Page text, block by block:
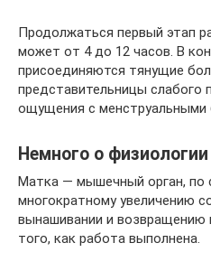
Продолжаться первый этап
может от 4 до 12 часов. В
присоединяются тянущие
представительницы слабого
ощущения с менструальными
Немного о физиологии
Матка — мышечный орган, по
многократному увеличению
вынашивании и возвращению
того, как работа выполнена.